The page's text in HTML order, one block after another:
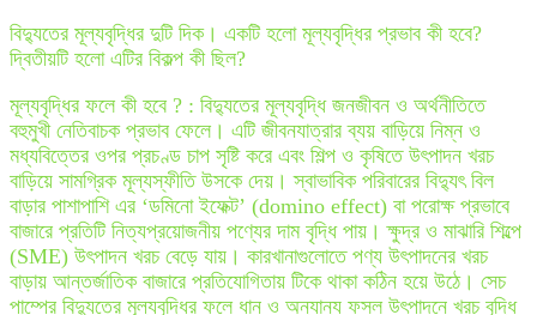
বিদ্যুতের মূল্যবৃদ্ধির দুটি দিক। একটি হলো মূল্যবৃদ্ধির প্রভাব কী হবে?
দ্বিতীয়টি হলো এটির বিকল্প কী ছিল?
মূল্যবৃদ্ধির ফলে কী হবে ? : বিদ্যুতের মূল্যবৃদ্ধি জনজীবন ও অর্থনীতিতে
বহুমুখী নেতিবাচক প্রভাব ফেলে। এটি জীবনযাত্রার ব্যয় বাড়িয়ে নিম্ন ও
মধ্যবিত্তের ওপর প্রচণ্ড চাপ সৃষ্টি করে এবং শিল্প ও কৃষিতে উৎপাদন খরচ
বাড়িয়ে সামগ্রিক মূল্যস্ফীতি উসকে দেয়। স্বাভাবিক পরিবারের বিদ্যুৎ বিল
বাড়ার পাশাপাশি এর ‘ডমিনো ইফেক্ট’ (domino effect) বা পরোক্ষ প্রভাবে
বাজারে প্রতিটি নিত্যপ্রয়োজনীয় পণ্যের দাম বৃদ্ধি পায়। ক্ষুদ্র ও মাঝারি শিল্পে
(SME) উৎপাদন খরচ বেড়ে যায়। কারখানাগুলোতে পণ্য উৎপাদনের খরচ
বাড়ায় আন্তর্জাতিক বাজারে প্রতিযোগিতায় টিকে থাকা কঠিন হয়ে উঠে। সেচ
পাম্পের বিদ্যুতের মূল্যবৃদ্ধির ফলে ধান ও অন্যান্য ফসল উৎপাদনে খরচ বৃদ্ধি